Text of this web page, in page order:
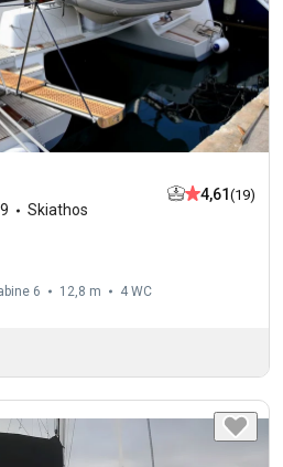
Skiathos
4,61 (19)
6 12,8 m 4 WC